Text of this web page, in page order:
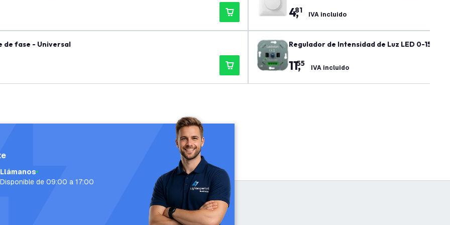
de fase - Universal
4,
81 IVA incluido
Regulador de Intensidad de Luz LED 0-
11,
55 IVA incluido
Llámanos
Disponible de 09:00 a 17:00